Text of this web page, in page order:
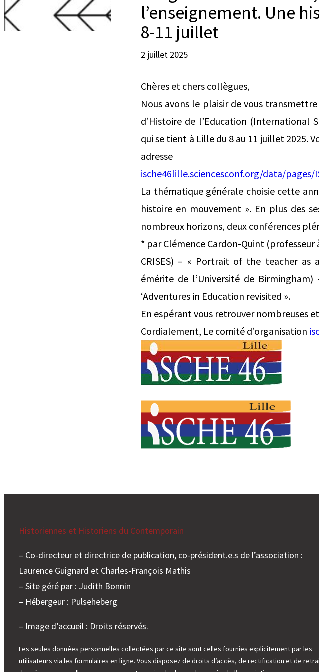
l’enseignement. Une
8-11 juillet
2 juillet 2025
Chères et chers collègues,
Nous avons le plaisir de vous
d’Histoire de l’Education (International
qui se tient à Lille du 8 au 11 juillet 2025.
ische46lille.sciencesconf.org/data/
La thématique générale choisie cette
histoire en mouvement ». En plus des
nombreux horizons, deux conférences
* par Clémence Cardon-Quint
CRISES) – « Portrait of the teacher as
émérite de l’Université de
‘Adventures in Education revisited ».
En espérant vous retrouver nombreuses
Cordialement, Le comité d’organisation
Historiennes et Historiens du Contemporain
– Co-directeur et directrice de publication, co-président.e.s de l’association :
Laurence Guignard et Charles-François Mathis
– Site géré par : Judith Bonnin
– Hébergeur : Pulseheberg
– Image d’accueil : Droits réservés.
Les seules données personnelles collectées par ce site sont celles fournies explicitement par les
utilisateurs via les formulaires en ligne. Vous disposez de droits d’accès, de rectification et de